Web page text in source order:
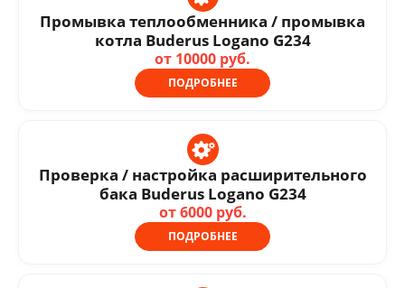
Промывка теплообменника / промывка
котла Buderus Logano G234
от 10000 руб.
ПОДРОБНЕЕ
Проверка / настройка расширительного
бака Buderus Logano G234
от 6000 руб.
ПОДРОБНЕЕ